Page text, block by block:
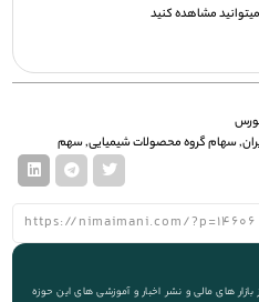
مشاهده کنید
,سهام گروه محصولات شیمیایی,سهم
های مالی و نشر اخبار و آموزشی های این حوزه